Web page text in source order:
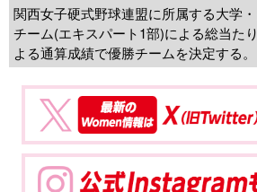
関西女子硬式野球連盟に所属する大学
チーム(エキスパート1部)による総当た
よる通算成績で優勝チームを決定する。